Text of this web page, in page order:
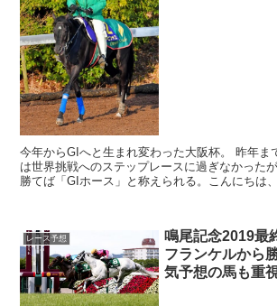
今年からGIへと生まれ変わった大阪杯。 昨年ま
は世界挑戦へのステップレースに過ぎなかった
勝てば「GIホース」と称えられる。こんにちは
レース予想
鳴尾記念2019最
フランケルから
気予想の馬も重